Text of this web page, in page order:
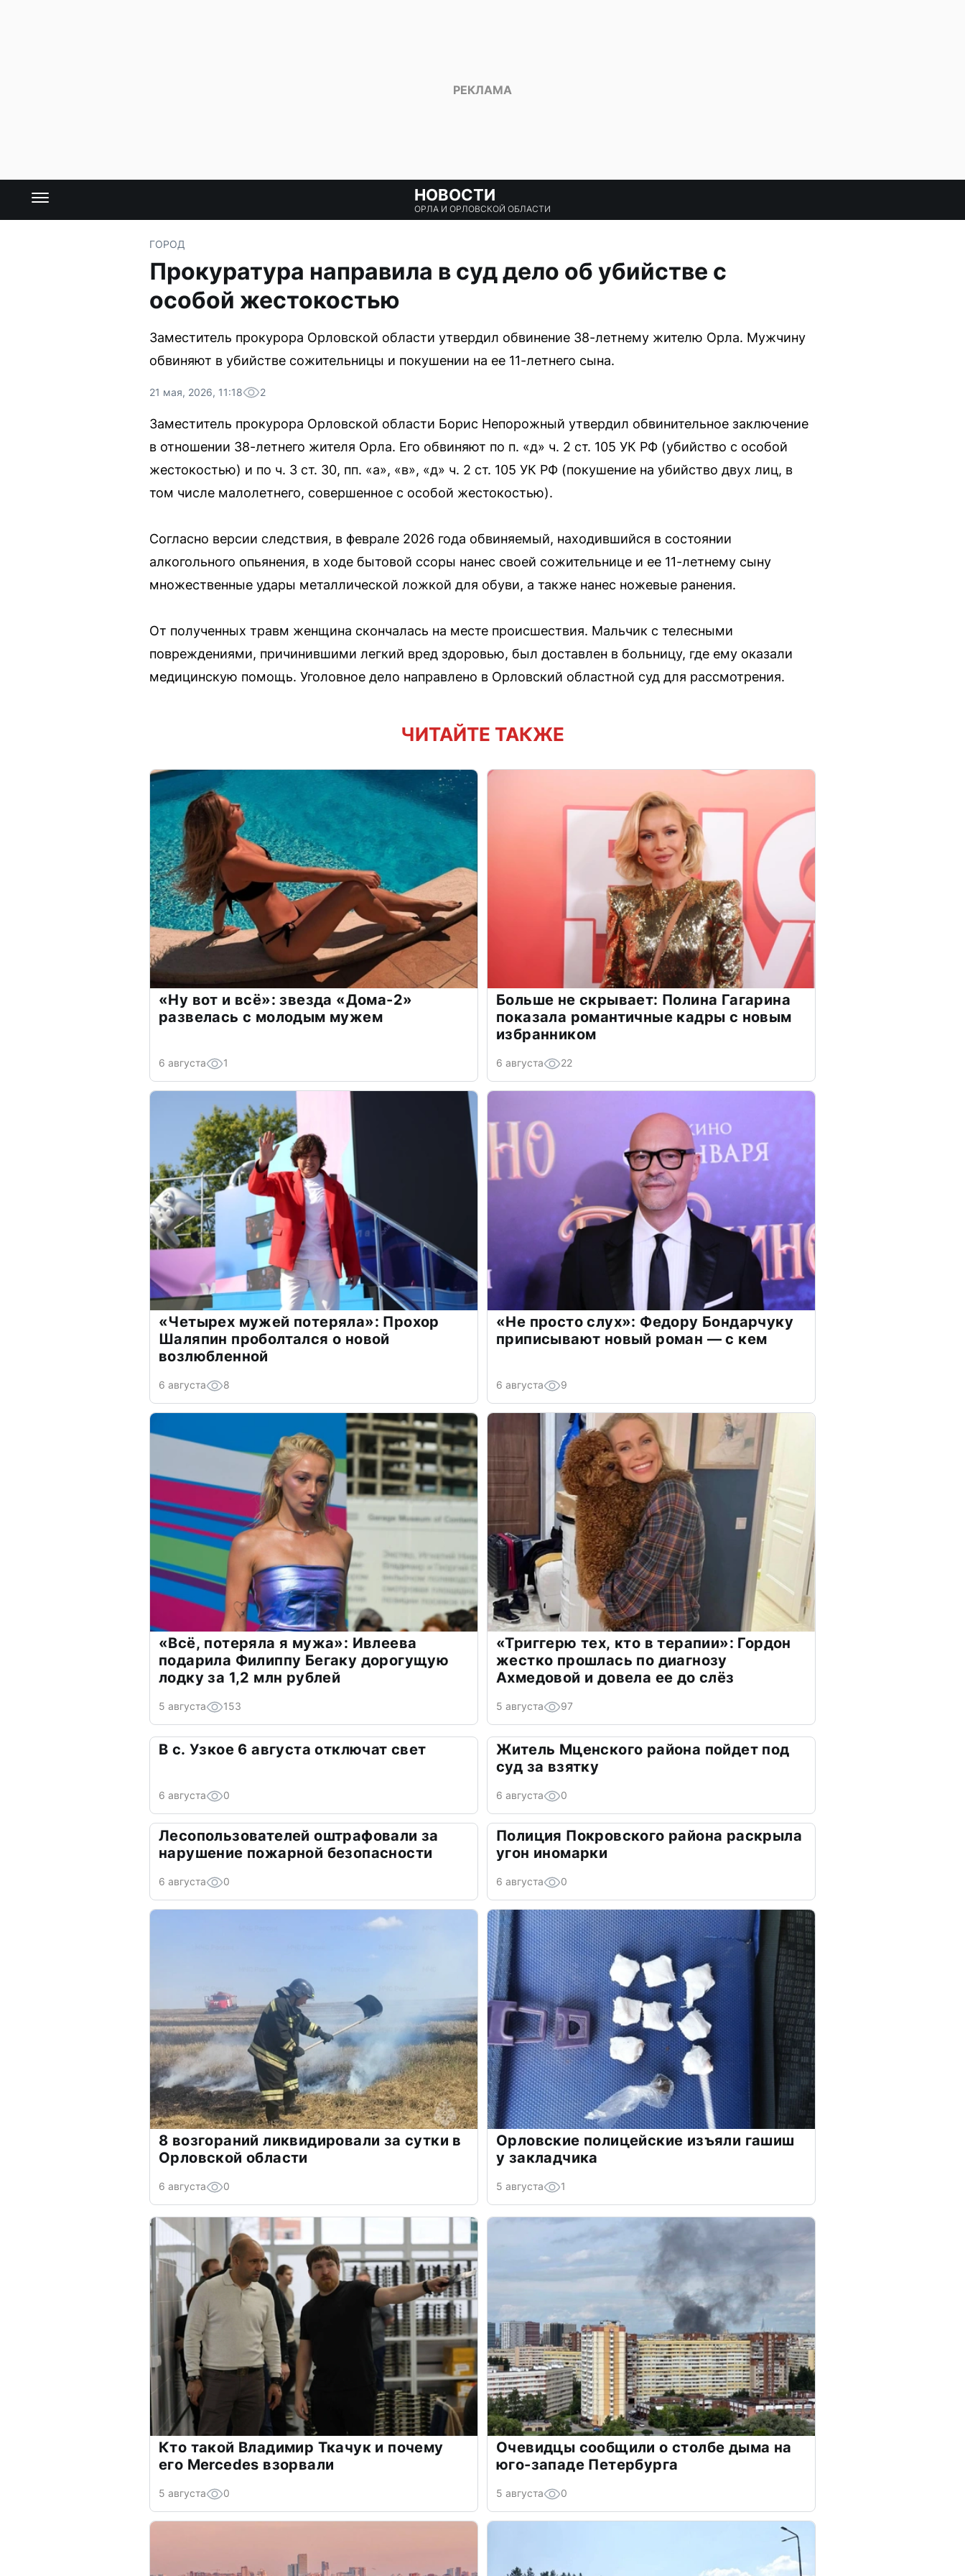
НОВОСТИ
ОРЛА И ОРЛОВСКОЙ ОБЛАСТИ
ГОРОД
Прокуратура направила в суд дело об убийстве с
особой жестокостью
Заместитель прокурора Орловской области утвердил обвинение 38-летнему жителю Орла. Мужчину
обвиняют в убийстве сожительницы и покушении на ее 11-летнего сына.
21 мая, 2026, 11:18 2
Заместитель прокурора Орловской области Борис Непорожный утвердил обвинительное заключение
в отношении 38-летнего жителя Орла. Его обвиняют по п. «д» ч. 2 ст. 105 УК РФ (убийство с особой
жестокостью) и по ч. 3 ст. 30, пп. «а», «в», «д» ч. 2 ст. 105 УК РФ (покушение на убийство двух лиц, в
том числе малолетнего, совершенное с особой жестокостью).
Согласно версии следствия, в феврале 2026 года обвиняемый, находившийся в состоянии
алкогольного опьянения, в ходе бытовой ссоры нанес своей сожительнице и ее 11-летнему сыну
множественные удары металлической ложкой для обуви, а также нанес ножевые ранения.
От полученных травм женщина скончалась на месте происшествия. Мальчик с телесными
повреждениями, причинившими легкий вред здоровью, был доставлен в больницу, где ему оказали
медицинскую помощь. Уголовное дело направлено в Орловский областной суд для рассмотрения.
ЧИТАЙТЕ ТАКЖЕ
«Ну вот и всё»: звезда «Дома-2»
развелась с молодым мужем
6 августа 1
Больше не скрывает: Полина Гагарина
показала романтичные кадры с новым
избранником
6 августа 22
«Четырех мужей потеряла»: Прохор
Шаляпин проболтался о новой
возлюбленной
6 августа 8
«Не просто слух»: Федору Бондарчуку
приписывают новый роман — с кем
6 августа 9
«Всё, потеряла я мужа»: Ивлеева
подарила Филиппу Бегаку дорогущую
лодку за 1,2 млн рублей
5 августа 153
«Триггерю тех, кто в терапии»: Гордон
жестко прошлась по диагнозу
Ахмедовой и довела ее до слёз
5 августа 97
В с. Узкое 6 августа отключат свет
6 августа 0
Житель Мценского района пойдет под
суд за взятку
6 августа 0
Лесопользователей оштрафовали за
нарушение пожарной безопасности
6 августа 0
Полиция Покровского района раскрыла
угон иномарки
6 августа 0
8 возгораний ликвидировали за сутки в
Орловской области
6 августа 0
Орловские полицейские изъяли гашиш
у закладчика
5 августа 1
Кто такой Владимир Ткачук и почему
его Mercedes взорвали
5 августа 0
Очевидцы сообщили о столбе дыма на
юго-западе Петербурга
5 августа 0